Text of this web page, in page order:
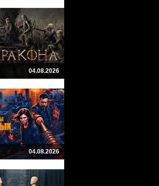
04.08.2026
04.08.2026